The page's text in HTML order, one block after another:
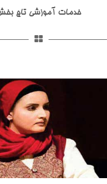
خدمات آموزشی تاج